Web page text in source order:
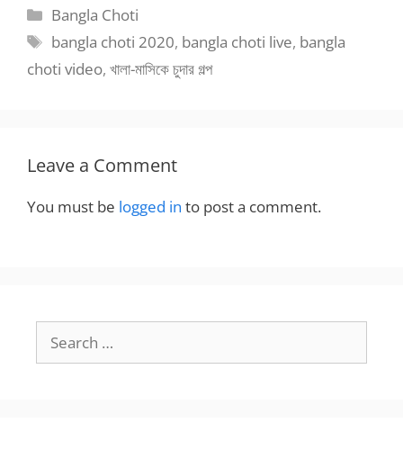
Categories
Bangla Choti
Tags
bangla choti 2020, bangla choti live, bangla
choti video, খালা-মাসিকে চুদার গল্প
Leave a Comment
You must be logged in to post a comment.
for: